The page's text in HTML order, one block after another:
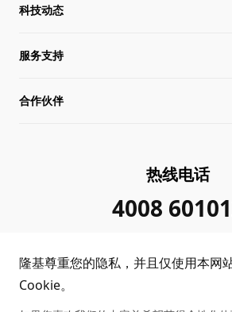
关于隆基
全球化布局
管理层信息
投诉举报
科技动态
硅片价格
行业动态
服务支持
下载中心
客户问题反馈
合作伙伴
协同创新合作
热线电话
4008
隆基尊重您的隐私，并且仅使用本网
Cookie。